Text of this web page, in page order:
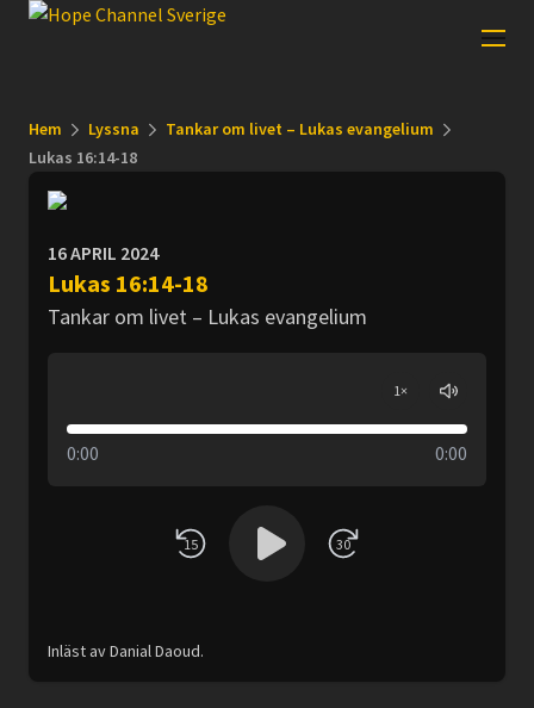
Hem Lyssna
Tankar om livet – Lukas evangelium
Lukas 16:14-18
16 APRIL 2024
Lukas 16:14-18
Tankar om livet – Lukas evangelium
1×
0:00 0:00
15 30
Inläst av Danial Daoud.